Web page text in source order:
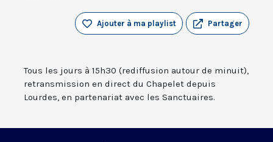
Partager
Ajouter à ma playlist
Tous les jours à 15h30 (rediffusion autour de minuit),
retransmission en direct du Chapelet depuis
Lourdes, en partenariat avec les Sanctuaires.